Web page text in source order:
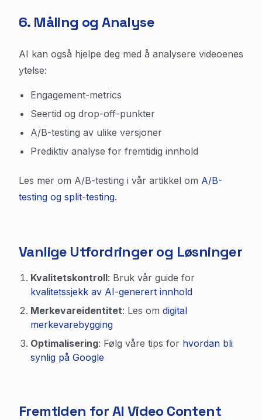
6. Måling og Analyse
AI kan også hjelpe deg med å analysere videoenes
ytelse:
Engagement-metrics
Seertid og drop-off-punkter
A/B-testing av ulike versjoner
Prediktiv analyse for fremtidig innhold
Les mer om A/B-testing i vår artikkel om A/B-
testing og split-testing.
Vanlige Utfordringer og Løsninger
Kvalitetskontroll: Bruk vår guide for
kvalitetssjekk av AI-generert innhold
Merkevareidentitet: Les om digital
merkevarebygging
Optimalisering: Følg våre tips for hvordan bli
synlig på Google
Fremtiden for AI Video Content